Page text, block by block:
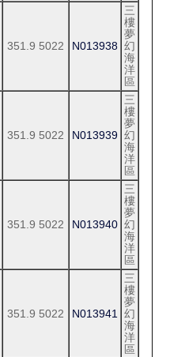
351.9 5022 N013938
三
樓
夢
幻
海
洋
區
351.9 5022 N013939
三
樓
夢
幻
海
洋
區
351.9 5022 N013940
三
樓
夢
幻
海
洋
區
351.9 5022 N013941
三
樓
夢
幻
海
洋
區